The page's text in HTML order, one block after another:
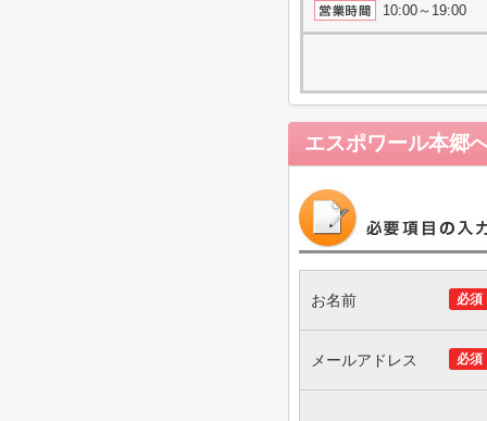
10:00～19:00
エスポワール本郷
必須
お名前
必須
メールアドレス